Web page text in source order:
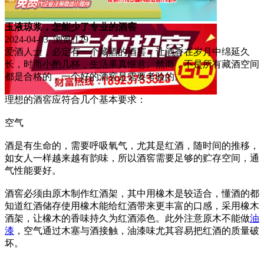
玉液琼浆，怎能少了专业的酒窖
2024-04-03 浏览:179
爱酒人士，必定有一个藏酒的酒窖，让酒香在岁月中绵延久
长，时而小酌几杯，生活果真惬意。然而，不是所有藏酒空间
都是合格的，一个好的酒窖是需要考验的。
理想的酒窖应符合几个基本要求：
空气
酒是有生命的，需要呼吸氧气，尤其是红酒，随时间的推移，
如女人一样越来越有韵味，所以酒窖需要足够的贮存空间，通
气性能要好。
酒窖必须由原木制作红酒架，其中用橡木是较适合，懂酒的都
知道红酒储存使用橡木能给红酒带来更丰富的口感，采用橡木
酒架，让橡木的香味持久为红酒添色。此外注意原木不能做油
漆 ，空气通过木塞与酒接触，油漆味尤其容易把红酒的质量破
坏。